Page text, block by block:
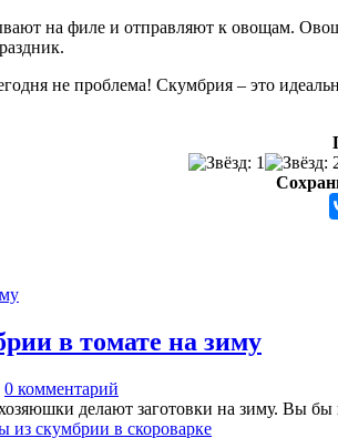
на филе и отправляют к овощам.
не проблема! Скумбрия – это
в томате на зиму
0 комментарий
делают заготовки на зиму. Вы